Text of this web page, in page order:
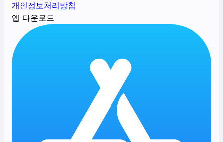
개인정보처리방침
앱 다운로드